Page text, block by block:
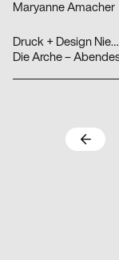
Maryanne Amacher
Druck + Design Niehoff GmbH